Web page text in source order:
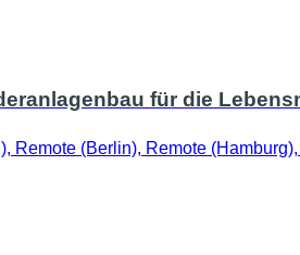
für die
Remote (Berlin), Remote